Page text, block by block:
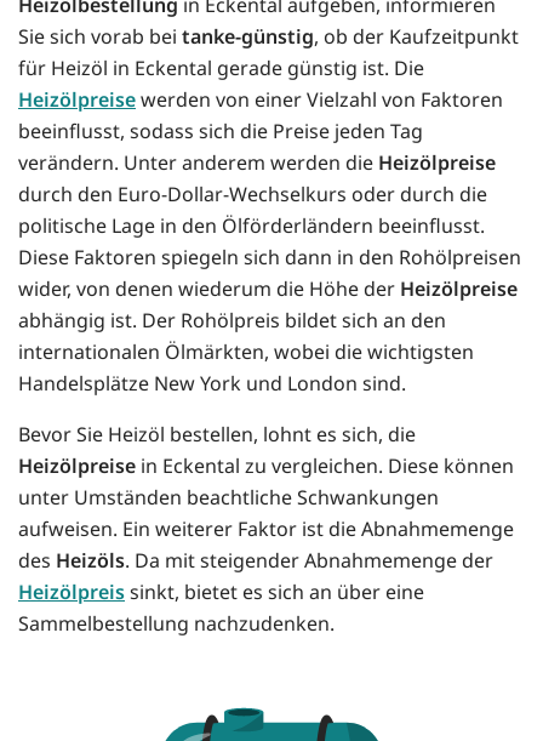
Sie sich vorab bei tanke-günstig, ob der Kaufzeitpunkt
für Heizöl in Eckental gerade günstig ist. Die
Heizölpreisewerden von einer Vielzahl von Faktoren
beeinflusst, sodass sich die Preise jeden Tag
verändern. Unter anderem werden die Heizölpreise
durch den Euro-Dollar-Wechselkurs oder durch die
politische Lage in den Ölförderländern beeinflusst.
Diese Faktoren spiegeln sich dann in den Rohölpreisen
wider, von denen wiederum die Höhe der Heizölpreise
abhängig ist. Der Rohölpreis bildet sich an den
internationalen Ölmärkten, wobei die wichtigsten
Handelsplätze New York und London sind.
Bevor Sie Heizöl bestellen, lohnt es sich, die
Heizölpreise in Eckental zu vergleichen. Diese können
unter Umständen beachtliche Schwankungen
aufweisen. Ein weiterer Faktor ist die Abnahmemenge
des Heizöls. Da mit steigender Abnahmemenge der
Heizölpreissinkt, bietet es sich an über eine
Sammelbestellung nachzudenken.